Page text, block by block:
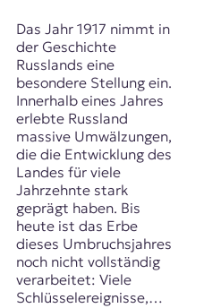
Das Jahr 1917 nimmt in
der Geschichte
Russlands eine
besondere Stellung ein.
Innerhalb eines Jahres
erlebte Russland
massive Umwälzungen,
die die Entwicklung des
Landes für viele
Jahrzehnte stark
geprägt haben. Bis
heute ist das Erbe
dieses Umbruchsjahres
noch nicht vollständig
verarbeitet: Viele
Schlüsselereignisse,…